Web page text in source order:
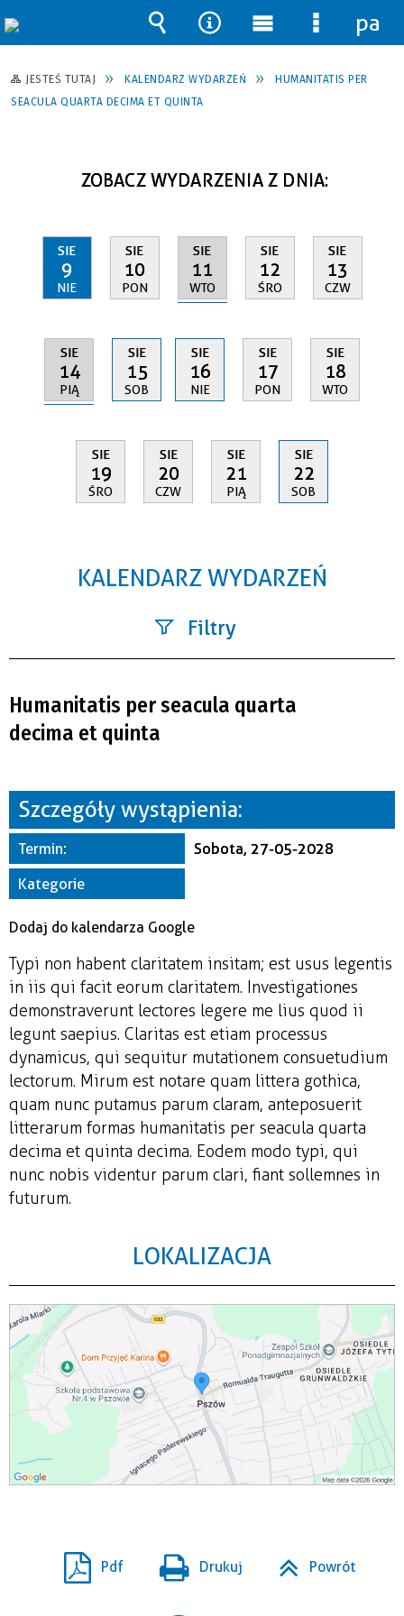
JESTEŚ TUTAJ KALENDARZ WYDARZEŃ
HUMANITATIS PER
SEACULA QUARTA DECIMA ET QUINTA
ZOBACZ WYDARZENIA Z DNIA:
SIE
9
NIE
SIE
10
PON
SIE
11
WTO
SIE
12
ŚRO
SIE
13
CZW
SIE
14
PIĄ
SIE
15
SOB
SIE
16
NIE
SIE
17
PON
SIE
18
WTO
SIE
19
ŚRO
SIE
20
CZW
SIE
21
PIĄ
SIE
22
SOB
KALENDARZ WYDARZEŃ
Filtry
—
Miejsce
Organizator
Humanitatis per seacula quarta
decima et quinta
Szczegóły wystąpienia:
Termin:
Sobota, 27-05-2028
Kategorie
Dodaj do kalendarza Google
Typi non habent claritatem insitam; est usus legentis
in iis qui facit eorum claritatem. Investigationes
demonstraverunt lectores legere me lius quod ii
legunt saepius. Claritas est etiam processus
dynamicus, qui sequitur mutationem consuetudium
lectorum. Mirum est notare quam littera gothica,
quam nunc putamus parum claram, anteposuerit
litterarum formas humanitatis per seacula quarta
decima et quinta decima. Eodem modo typi, qui
nunc nobis videntur parum clari, fiant sollemnes in
futurum.
LOKALIZACJA
Pdf Drukuj Powrót
Wyszukiwarka
Narzędzia
Menu
główne
Menu